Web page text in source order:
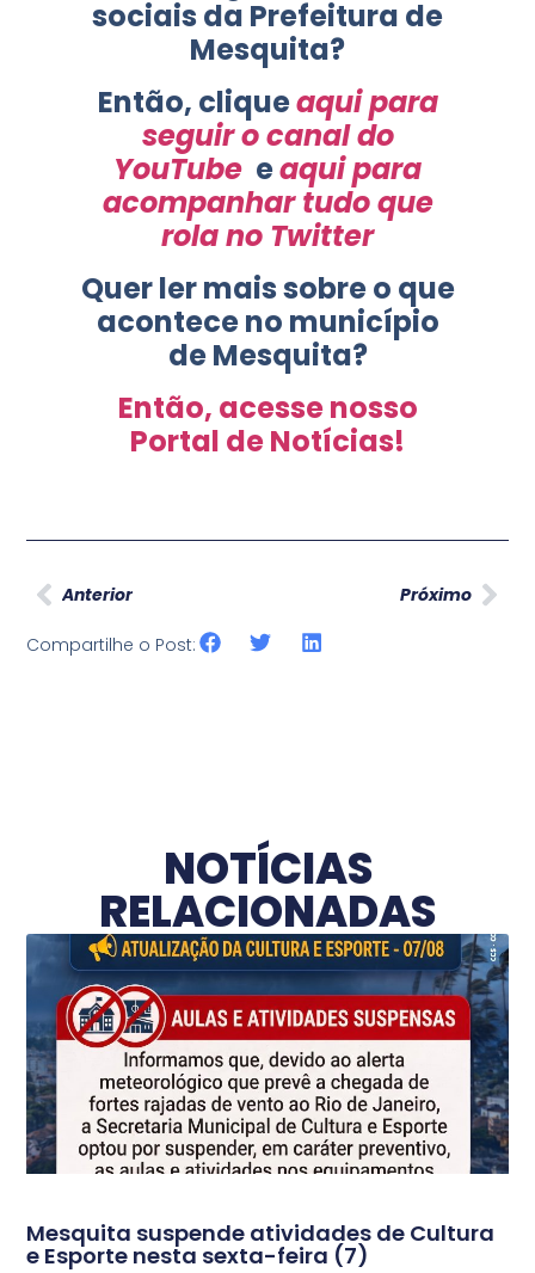
sociais da Prefeitura de
Mesquita?
Então, cliqueaqui para
seguir o canal do
YouTube eaqui para
acompanhar tudo que
rola no Twitter
Quer ler mais sobre o que
acontece no município
de Mesquita?
Então, acesse nosso
Portal de Notícias!
Anterior Próximo
Compartilhe o Post:
NOTÍCIAS
RELACIONADAS
Mesquita suspende atividades de Cultura
e Esporte nesta sexta-feira (7)